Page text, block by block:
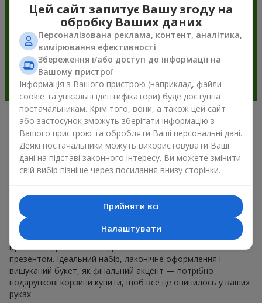
Подарункові корзини —
універсальний подарунок на будь-
яке свято
обмаль, у нас є для вас чудове перевірене рішення: ви
можете набір подарункові корзини купити. Подарункова
корзина з вишуканими смаколиками до свята, фруктами,
смачним чаєм чи, навіть, алкогольними напоями стає
ідеальним доповненням до квітів або самостійним
презентом. Ідеальний набір, лаконічне оформлення і
вишуканий букет, як фінальний акцент — потрібно
подарункові корзини купити, щоб все це опинилось у ваших
руках.
Цей сайт запитує Вашу згоду на
обробку Ваших даних
Персоналізована реклама, контент, аналітика,
вимірювання ефективності
Збереження і/або доступ до інформації на
Вашому пристрої
Інформація з Вашого пристрою (наприклад, файли
cookie та унікальні ідентифікатори) буде доступна
постачальникам. Крім того, вони, а також цей сайт
або застосунок зможуть зберігати інформацію з
Вашого пристрою та обробляти Ваші персональні дані.
Деякі постачальники можуть використовувати Ваші
дані на підставі законного інтересу. Ви можете змінити
свій вибір пізніше через посилання внизу сторінки.
Прийняти всі
Налаштувати